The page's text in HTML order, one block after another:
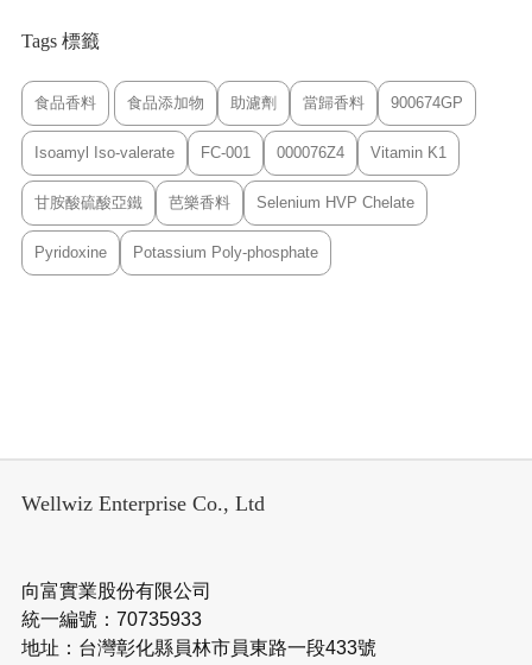
Tags 標籤
食品香料 食品添加物 助濾劑 當歸香料 900674GP
Isoamyl Iso-valerate FC-001 000076Z4 Vitamin K1
甘胺酸硫酸亞鐵 芭樂香料 Selenium HVP Chelate
Pyridoxine Potassium Poly-phosphate
Wellwiz Enterprise Co., Ltd
向富實業股份有限公司
統一編號：70735933
地址：台灣彰化縣員林市員東路一段433號